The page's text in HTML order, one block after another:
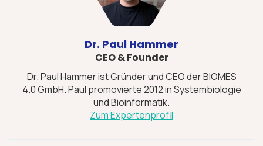
Dr. Paul Hammer
CEO & Founder
Dr. Paul Hammer ist Gründer und CEO der BIOMES
4.0 GmbH. Paul promovierte 2012 in Systembiologie
und Bioinformatik.
Zum Expertenprofil